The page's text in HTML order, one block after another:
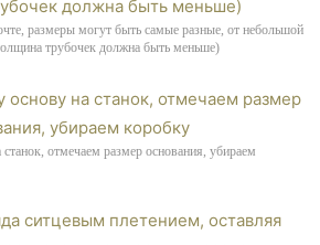
размеры могут быть самые разные, от небольшой
трубочек должна быть меньше)
отмечаем размер основания, убираем